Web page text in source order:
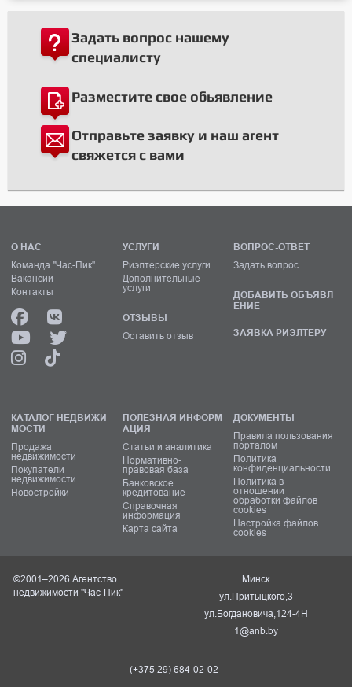
Задать вопрос нашему
специалисту
Разместите свое обьявление
Отправьте заявку и наш агент
свяжется с вами
О НАС
Команда "Час-Пик"
Вакансии
Контакты
УСЛУГИ
Риэлтерские услуги
Дополнительные
услуги
ОТЗЫВЫ
Оставить отзыв
ВОПРОС-ОТВЕТ
Задать вопрос
ДОБАВИТЬ ОБЪЯВЛ
ЕНИЕ
ЗАЯВКА РИЭЛТЕРУ
КАТАЛОГ НЕДВИЖИ
МОСТИ
Продажа
недвижимости
Покупатели
недвижимости
Новостройки
ПОЛЕЗНАЯ ИНФОРМ
АЦИЯ
Статьи и аналитика
Нормативно-
правовая база
Банковское
кредитование
Справочная
информация
Карта сайта
ДОКУМЕНТЫ
Правила пользования
порталом
Политика
конфиденциальности
Политика в
отношении
обработки файлов
cookies
Настройка файлов
cookies
©2001–2026 Агентство
недвижимости "Час-Пик"
Минск
ул.Притыцкого,3
ул.Богдановича,124-4Н
1@anb.by
(+375 29) 684-02-02